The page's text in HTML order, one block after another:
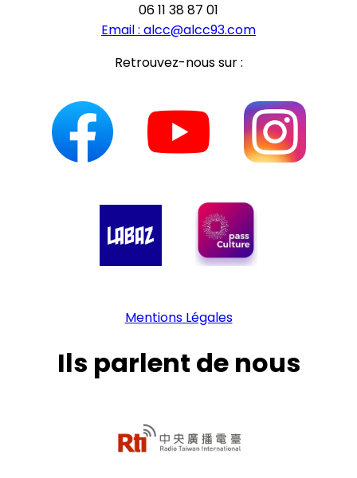
06 11 38 87 01
Email : alcc@alcc93.com
Retrouvez-nous sur :
Mentions Légales
Ils parlent de nous